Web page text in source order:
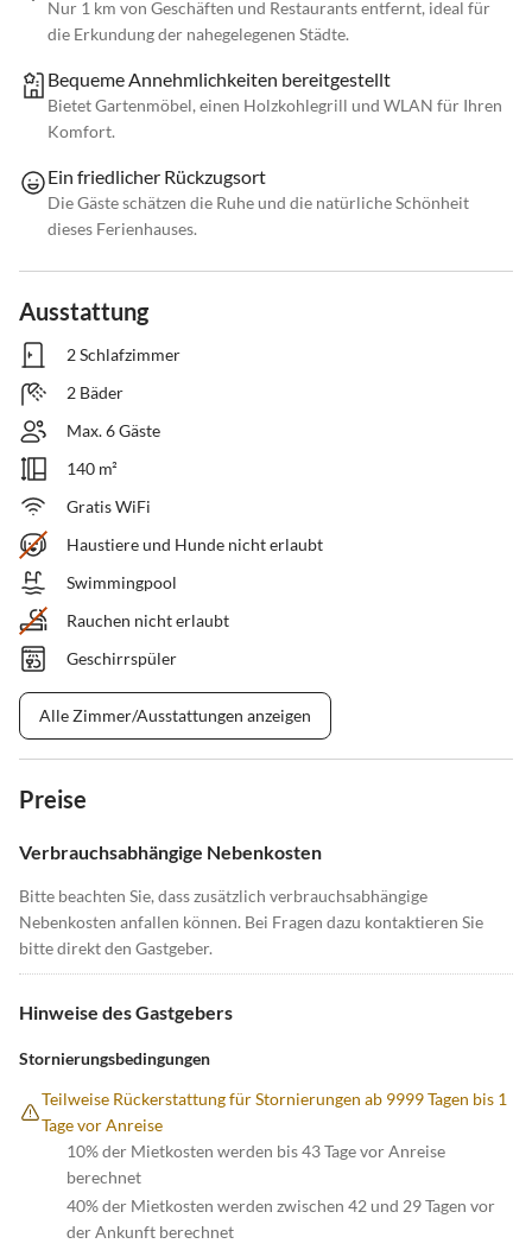
Nur 1 km von Geschäften und Restaurants entfernt, ideal für
die Erkundung der nahegelegenen Städte.
Bequeme Annehmlichkeiten bereitgestellt
Bietet Gartenmöbel, einen Holzkohlegrill und WLAN für Ihren
Komfort.
Ein friedlicher Rückzugsort
Die Gäste schätzen die Ruhe und die natürliche Schönheit
dieses Ferienhauses.
Ausstattung
2 Schlafzimmer
2 Bäder
Max. 6 Gäste
140 m²
Gratis WiFi
Haustiere und Hunde nicht erlaubt
Swimmingpool
Rauchen nicht erlaubt
Geschirrspüler
Alle Zimmer/Ausstattungen anzeigen
Preise
Verbrauchsabhängige Nebenkosten
Bitte beachten Sie, dass zusätzlich verbrauchsabhängige
Nebenkosten anfallen können. Bei Fragen dazu kontaktieren Sie
bitte direkt den Gastgeber.
Hinweise des Gastgebers
Stornierungsbedingungen
Teilweise Rückerstattung für Stornierungen ab 9999 Tagen bis 1
Tage vor Anreise
10% der Mietkosten werden bis 43 Tage vor Anreise
berechnet
40% der Mietkosten werden zwischen 42 und 29 Tagen vor
der Ankunft berechnet